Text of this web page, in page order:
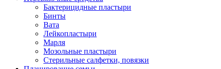
Бактерицидные пластыри
Бинты
Вата
Лейкопластыри
Марля
Мозольные пластыри
Стерильные салфетки, повязки